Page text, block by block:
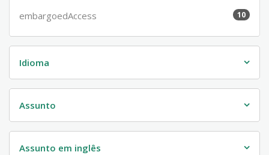
embargoedAccess 10
Idioma
Assunto
Assunto em inglês